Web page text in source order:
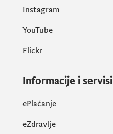
Instagram
YouTube
Flickr
Informacije i servisi
ePlaćanje
eZdravlje